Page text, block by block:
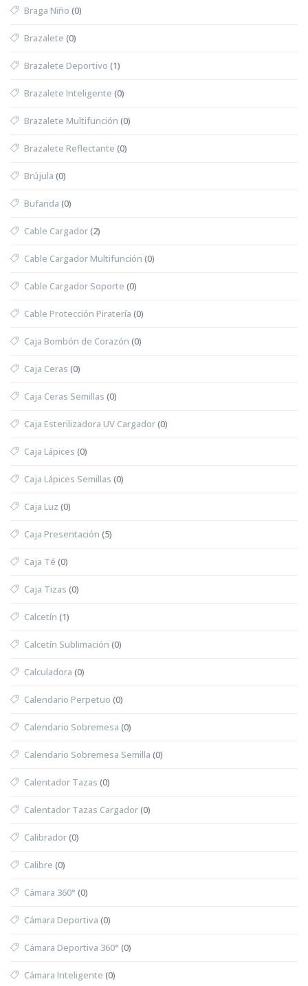
Braga Niño (0)
Brazalete (0)
Brazalete Deportivo (1)
Brazalete Inteligente (0)
Brazalete Multifunción (0)
Brazalete Reflectante (0)
Brújula (0)
Bufanda (0)
Cable Cargador(2)
Cable Cargador Multifunción (0)
Cable Cargador Soporte (0)
Cable Protección Piratería (0)
Caja Bombón de Corazón (0)
Caja Ceras (0)
Caja Ceras Semillas (0)
Caja Esterilizadora UV Cargador(0)
Caja Lápices (0)
Caja Lápices Semillas (0)
Caja Luz (0)
Caja Presentación (5)
Caja Té (0)
Caja Tizas (0)
Calcetín (1)
Calcetín Sublimación (0)
Calculadora (0)
Calendario Perpetuo (0)
Calendario Sobremesa (0)
Calendario Sobremesa Semilla (0)
Calentador Tazas (0)
Calentador Tazas Cargador(0)
Calibrador(0)
Calibre (0)
Cámara 360° (0)
Cámara Deportiva (0)
Cámara Deportiva 360° (0)
Cámara Inteligente (0)